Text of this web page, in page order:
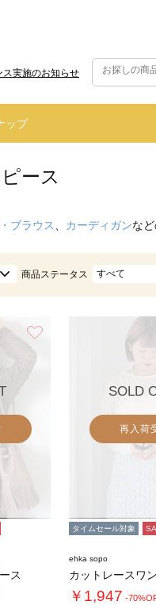
実施のお知らせ
ップ
ース
ブラウス カーディガンな
商品ステータス すべて
ス
SOLD
再入荷
タイムセール対象
ehka sopo
カットレースワ
￥1,947 -